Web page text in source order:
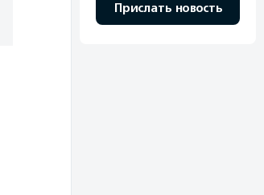
Прислать новость